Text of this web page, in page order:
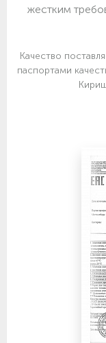
жестким
Качество
паспортами